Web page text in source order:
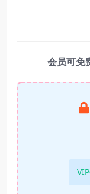
会员可免